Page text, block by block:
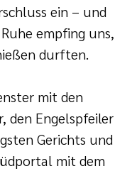
ein – und
empfing uns,
durften.
mit den
den Engelspfeiler
Gerichts und
mit dem